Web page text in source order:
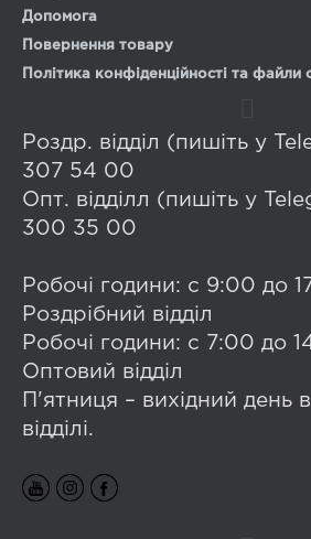
Допомога
Повернення товару
Політика конфіденційності та файли
Роздр. відділ (пишіть у
307 54 00
Опт. відділл (пишіть у
300 35 00
Робочі години: с 9:00 до
Роздрібний відділ
Робочі години: с 7:00 до
Оптовий відділ
П'ятниця – вихідний день
відділі.